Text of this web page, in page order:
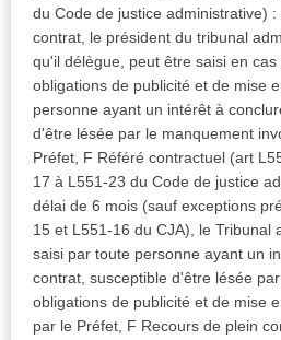
du Code de justice administrative)
contrat, le président du tribunal
qu'il délègue, peut être saisi en
obligations de publicité et de mise
personne ayant un intérêt à
d'être lésée par le manquement
Préfet, F Référé contractuel (art
17 à L551-23 du Code de justice
délai de 6 mois (sauf exceptions
15 et L551-16 du CJA), le Tribunal
saisi par toute personne ayant un
contrat, susceptible d'être lésée
obligations de publicité et de mise
par le Préfet, F Recours de plein